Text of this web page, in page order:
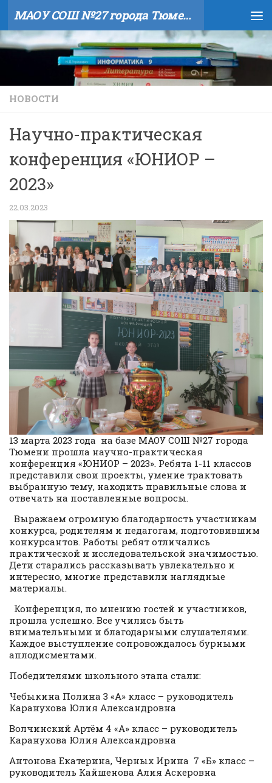
Skip to content МАОУ СОШ №27 города Тюмени
НОВОСТИ
Научно-практическая
конференция «ЮНИОР –
2023»
22.03.2023
13 марта 2023 года на базе МАОУ СОШ №27 города
Тюмени прошла научно-практическая
конференция «ЮНИОР – 2023». Ребята 1-11 классов
представили свои проекты, умение трактовать
выбранную тему, находить правильные слова и
отвечать на поставленные вопросы.
Выражаем огромную благодарность участникам
конкурса, родителям и педагогам, подготовившим
конкурсантов. Работы ребят отличались
практической и исследовательской значимостью.
Дети старались рассказывать увлекательно и
интересно, многие представили наглядные
материалы.
Конференция, по мнению гостей и участников,
прошла успешно. Все учились быть
внимательными и благодарными слушателями.
Каждое выступление сопровождалось бурными
аплодисментами.
Победителями школьного этапа стали:
Чебыкина Полина 3 «А» класс – руководитель
Каранухова Юлия Александровна
Волчинский Артём 4 «А» класс – руководитель
Каранухова Юлия Александровна
Антонова Екатерина, Черных Ирина 7 «Б» класс –
руководитель Кайшенова Алия Аскеровна